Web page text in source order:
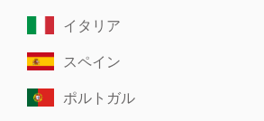
イタリア
スペイン
ポルトガル